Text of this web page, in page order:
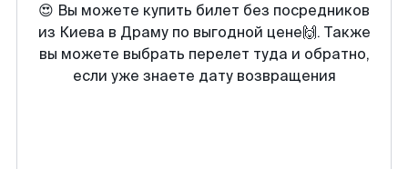
😍 Вы можете купить билет без посредников
из Киева в Драму по выгодной цене🙌. Также
вы можете выбрать перелет туда и обратно,
если уже знаете дату возвращения